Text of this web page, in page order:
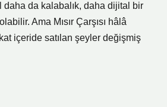
daha da kalabalık, daha dijital bir
Ama Mısır Çarşısı hâlâ
içeride satılan şeyler değişmiş